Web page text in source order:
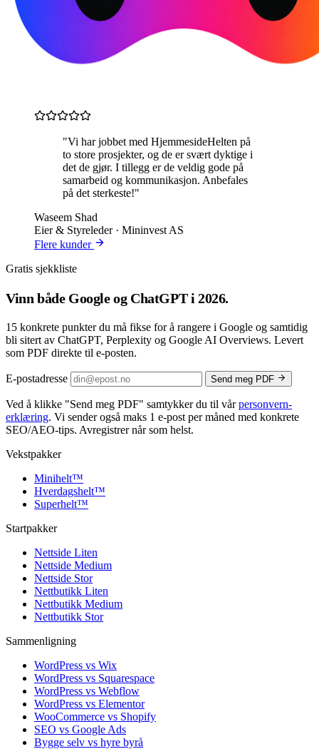
"Vi har jobbet med HjemmesideHelten på
to store prosjekter, og de er svært dyktige i
det de gjør. I tillegg er de veldig gode på
samarbeid og kommunikasjon. Anbefales
på det sterkeste!"
Waseem Shad
Eier & Styreleder · Mininvest AS
Flere kunder
Gratis sjekkliste
Vinn både Google og ChatGPTi 2026.
15 konkrete punkter du må fikse for å rangere i Google og samtidig
bli sitert av ChatGPT, Perplexity og Google AI Overviews. Levert
som PDF direkte til e-posten.
E-postadresse Send meg PDF
Ved å klikke "Send meg PDF" samtykker du til vårpersonvern­
erklæring. Vi sender også maks 1 e-post per måned med konkrete
SEO/AEO-tips. Avregistrer når som helst.
Vekstpakker
Minihelt™
Hverdagshelt™
Superhelt™
Startpakker
Nettside Liten
Nettside Medium
Nettside Stor
Nettbutikk Liten
Nettbutikk Medium
Nettbutikk Stor
Sammenligning
WordPress vs Wix
WordPress vs Squarespace
WordPress vs Webflow
WordPress vs Elementor
WooCommerce vs Shopify
SEO vs Google Ads
Bygge selv vs hyre byrå